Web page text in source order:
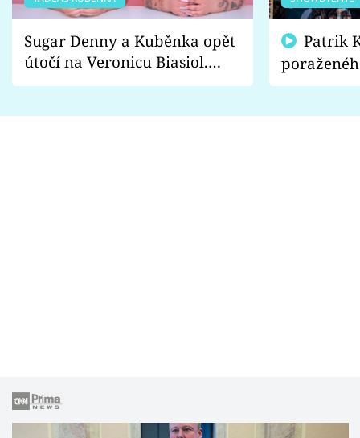
Sugar Denny a Kuběnka opět
útočí na Veronicu Biasiol.
Proč je podle nich falešná a
fanoušci